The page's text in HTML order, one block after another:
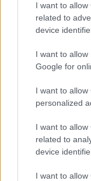
I want to
related to
device
I want to
Google for
I want to
personalized
I want to
related to
device
I want to